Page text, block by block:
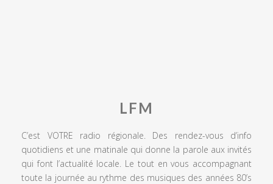
LFM
C’est VOTRE radio régionale. Des rendez-vous d’info
quotidiens et une matinale qui donne la parole aux invités
qui font l’actualité locale. Le tout en vous accompagnant
toute la journée au rythme des musiques des années 80’s